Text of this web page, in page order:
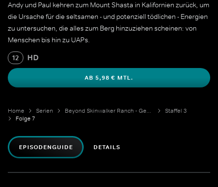
Andy und Paul kehren zum Mount Shasta in Kalifornien zurück, um
die Ursache für die seltsamen - und potenziell tödlichen - Energien
zu untersuchen, die alles zum Berg hinzuziehen scheinen: von
Menschen bis hin zu UAPs.
12 HD
AB 5,98 € MTL.
Home Serien Beyond Skinwalker Ranch - Geheimnissen auf der Spur
Staffel 3
Folge 7
EPISODENGUIDE DETAILS